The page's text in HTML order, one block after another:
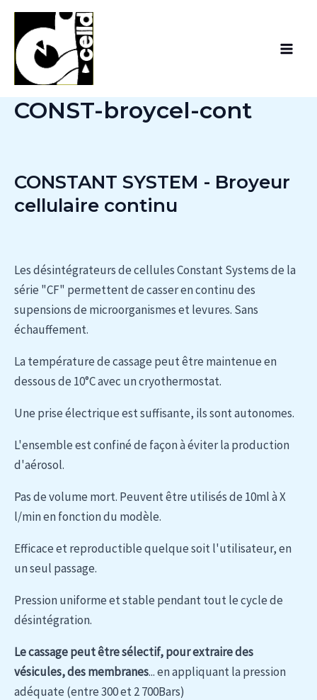
Aller
contenu
CONST-broycel-cont
CONSTANT SYSTEM - Broyeur
cellulaire continu
Les désintégrateurs de cellules Constant Systems de la
série "CF" permettent de casser en continu des
supensions de microorganismes et levures. Sans
échauffement.
La température de cassage peut être maintenue en
dessous de 10°C avec un cryothermostat.
Une prise électrique est suffisante, ils sont autonomes.
L'ensemble est confiné de façon à éviter la production
d'aérosol.
Pas de volume mort. Peuvent être utilisés de 10ml à X
l/min en fonction du modèle.
Efficace et reproductible quelque soit l'utilisateur, en
un seul passage.
Pression uniforme et stable pendant tout le cycle de
désintégration.
Le cassage peut être sélectif, pour extraire des
vésicules, des membranes... en appliquant la pression
adéquate (entre 300 et 2 700Bars)